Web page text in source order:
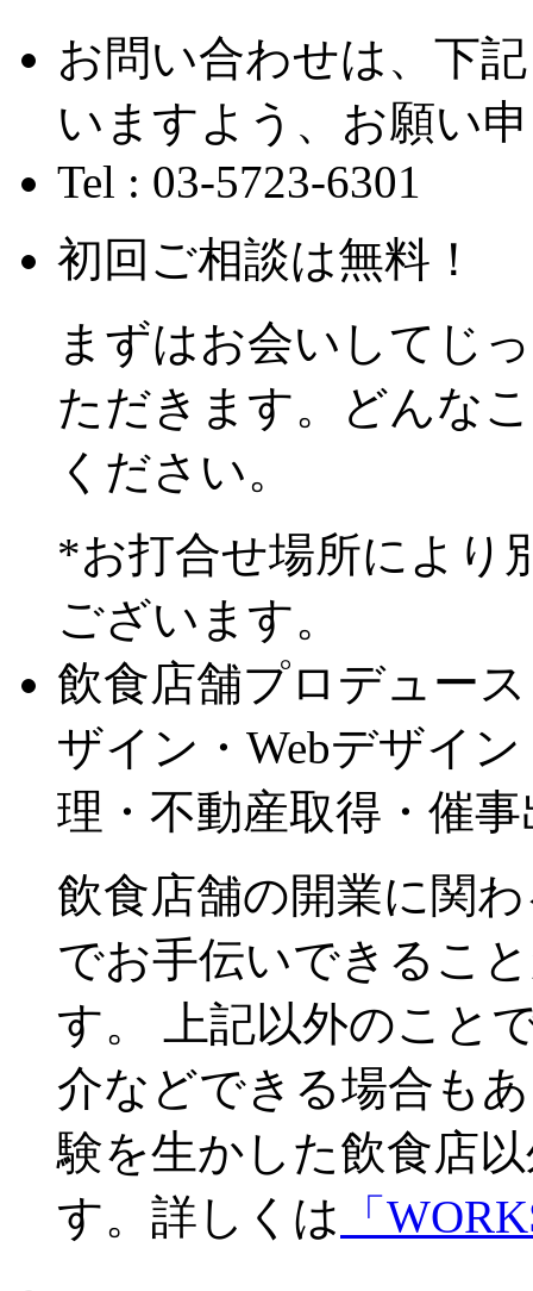
お問い合わせは、下
いますよう、お願い
Tel : 03-5723-6301
初回ご相談は無料！
まずはお会いしてじ
ただきます。どんな
ください。
*お打合せ場所により
ございます。
飲食店舗プロデュー
ザイン・Webデザイ
理・不動産取得・催
飲食店舗の開業に関
でお手伝いできるこ
す。 上記以外のこと
介などできる場合も
験を生かした飲食店
す。詳しくは 「